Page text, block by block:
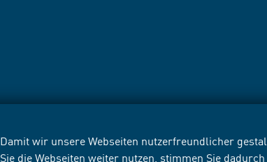
Damit wir unsere Webseiten nutzerfreundlicher
Sie die Webseiten weiter nutzen, stimmen Sie